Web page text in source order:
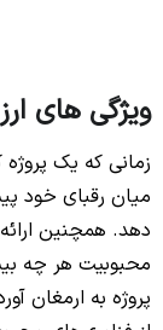
ویژگی‌ های
زمانی که یک پروژه
میان رقبای خود
دهد. همچنین
محبوبیت هر چه